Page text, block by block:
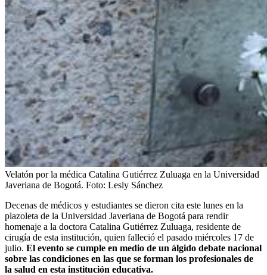
Velatón por la médica Catalina Gutiérrez Zuluaga en la Universidad
Javeriana de Bogotá. Foto: Lesly Sánchez
Decenas de médicos y estudiantes se dieron cita este lunes en la
plazoleta de la Universidad Javeriana de Bogotá para rendir
homenaje a la doctora Catalina Gutiérrez Zuluaga, residente de
cirugía de esta institución, quien falleció el pasado miércoles 17 de
julio. El evento se cumple en medio de un álgido debate nacional
sobre las condiciones en las que se forman los profesionales de
la salud en esta institución educativa.